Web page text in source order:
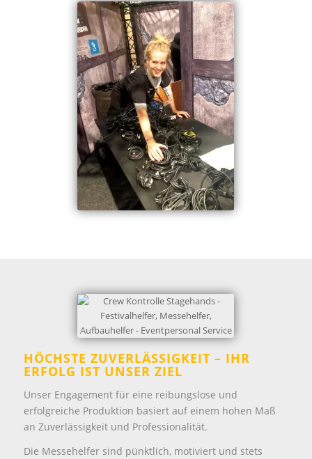
HÖCHSTE ZUVERLÄSSIGKEIT – IHR
ERFOLG IST UNSER ZIEL
Unser Engagement für eine reibungslose und
erfolgreiche Produktion basiert auf einem hohen Maß
an Zuverlässigkeit und Professionalität.
Die Messehelfer sind pünktlich, motiviert und stets